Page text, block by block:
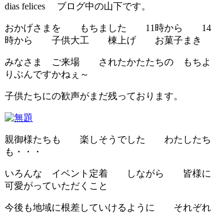
dias felices ブログ中の山下です。
おかげさまを もちました 11時から 14
時から 子供大工 棟上げ お菓子まき
みなさま ご来場 されたかたたちの もちよ
りぶんですかねぇ～
子供たちにの歓声がまだ残っております。
親御様たちも 楽しそうでした わたしたち
も・・・
いろんな イベント定着 しながら 皆様に
可愛がっていただくこと
今後も地域に根差していけるように それぞれ